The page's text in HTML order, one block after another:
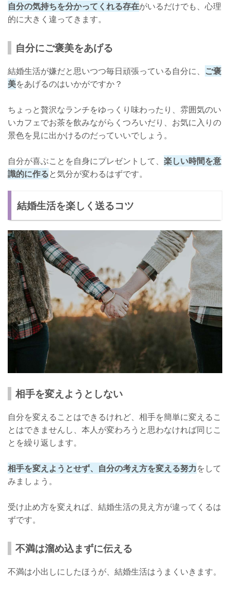
自分の気持ちを分かってくれる存在がいるだけでも、心理
的に大きく違ってきます。
自分にご褒美をあげる
結婚生活が嫌だと思いつつ毎日頑張っている自分に、 ご褒
美をあげるのはいかがですか？
ちょっと贅沢なランチをゆっくり味わったり、雰囲気のい
いカフェでお茶を飲みながらくつろいだり、お気に入りの
景色を見に出かけるのだっていいでしょう。
自分が喜ぶことを自身にプレゼントして、 楽しい時間を意
識的に作ると気分が変わるはずです。
結婚生活を楽しく送るコツ
相手を変えようとしない
自分を変えることはできるけれど、相手を簡単に変えるこ
とはできませんし、本人が変わろうと思わなければ同じこ
とを繰り返します。
相手を変えようとせず、自分の考え方を変える努力をして
みましょう。
受け止め方を変えれば、結婚生活の見え方が違ってくるは
ずです。
不満は溜め込まずに伝える
不満は小出しにしたほうが、結婚生活はうまくいきます。